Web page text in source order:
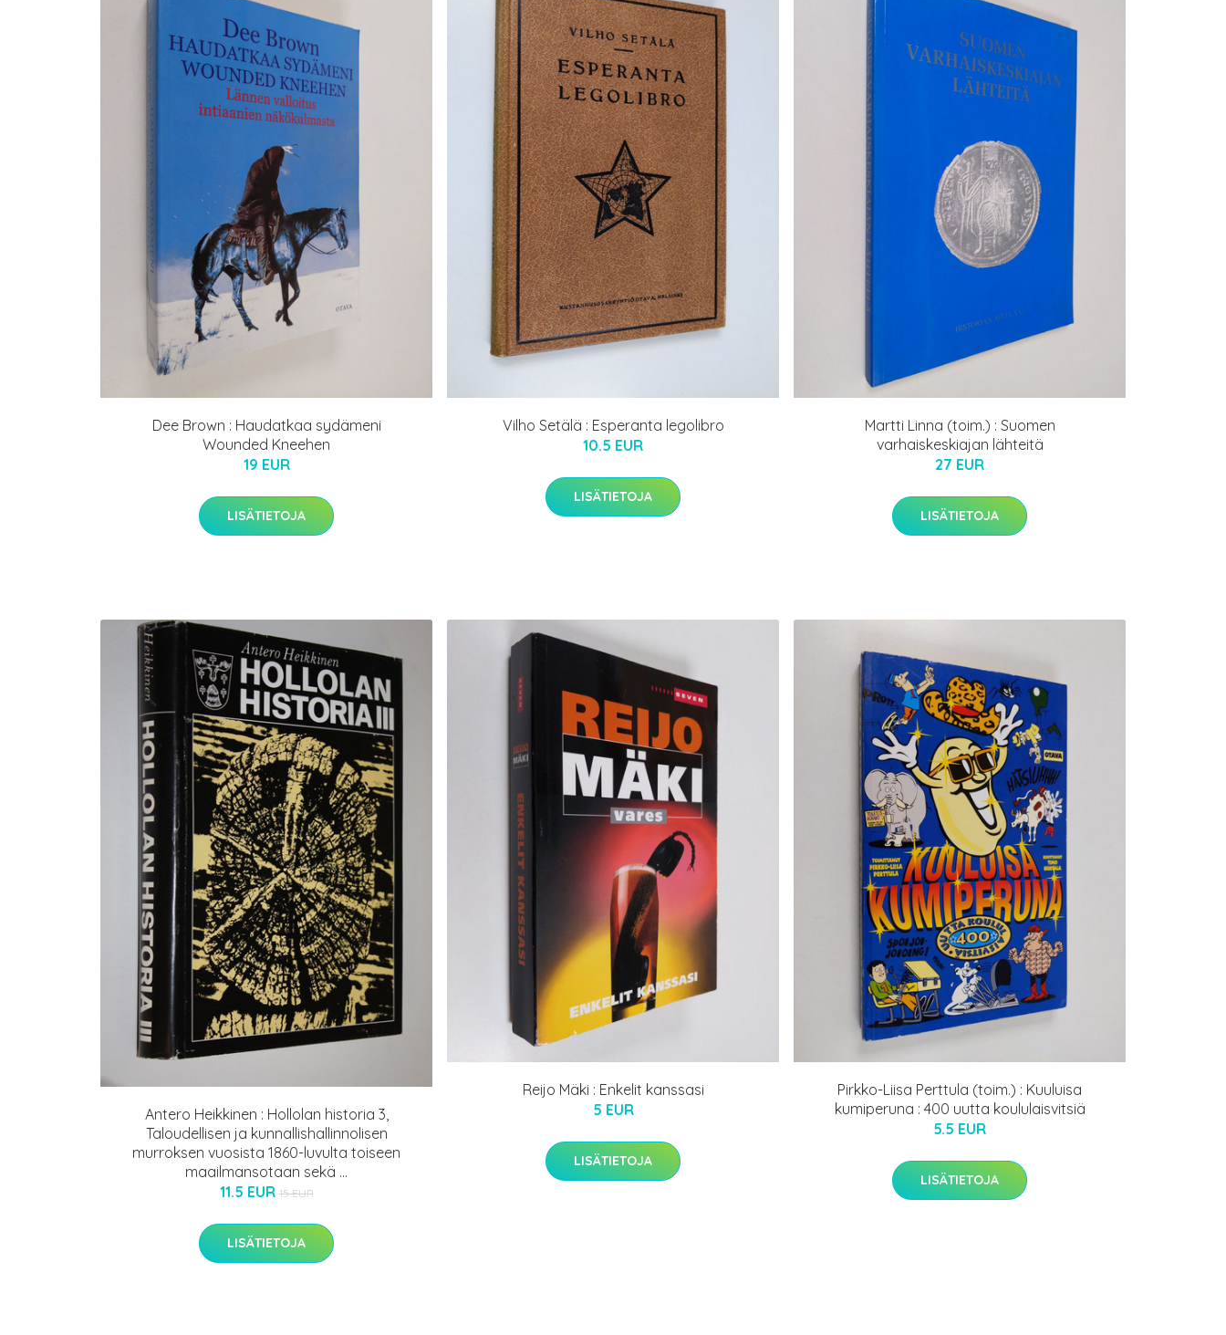
Dee Brown : Haudatkaa sydämeni
Wounded Kneehen
19 EUR
LISÄTIETOJA
Vilho Setälä : Esperanta legolibro
10.5 EUR
LISÄTIETOJA
Martti Linna (toim.) : Suomen
varhaiskeskiajan lähteitä
27 EUR
LISÄTIETOJA
Antero Heikkinen : Hollolan historia 3,
Taloudellisen ja kunnallishallinnolisen
murroksen vuosista 1860-luvulta toiseen
maailmansotaan sekä ...
11.5 EUR 15 EUR
LISÄTIETOJA
Reijo Mäki : Enkelit kanssasi
5 EUR
LISÄTIETOJA
Pirkko-Liisa Perttula (toim.) : Kuuluisa
kumiperuna : 400 uutta koululaisvitsiä
5.5 EUR
LISÄTIETOJA